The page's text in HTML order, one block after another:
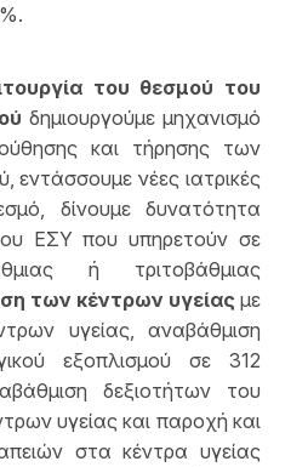
του θεσμού του
δημιουργούμε μηχανισμό
και τήρησης των
εντάσσουμε νέες ιατρικές
δίνουμε δυνατότητα
ΕΣΥ που υπηρετούν σε
ή τριτοβάθμιας
των κέντρων υγείας με
υγείας, αναβάθμιση
εξοπλισμού σε 312
δεξιοτήτων του
υγείας και παροχή και
στα κέντρα υγείας